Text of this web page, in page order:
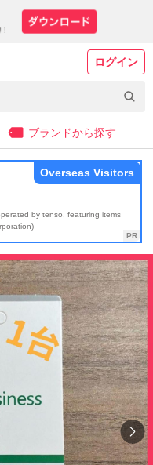
ログイン
ブランドから探す
by tenso, featuring items
Overseas Visitors